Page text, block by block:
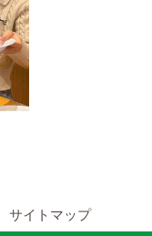
サイトマップ